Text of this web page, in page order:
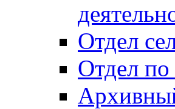
Отдел
Отдел